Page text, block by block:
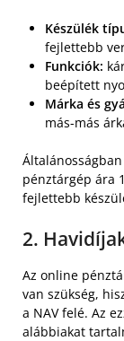
Készülék
fejlettebb
Funkciók:
beépített
Márka és
más-más
pénztárgép ára
fejlettebb
2.
Az online
van szükség,
a NAV felé. Az
alábbiakat